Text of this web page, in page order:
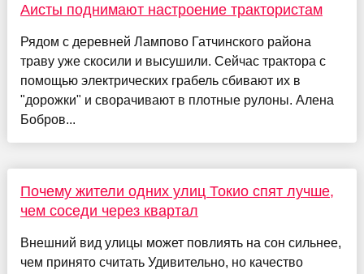
Аисты поднимают настроение трактористам
Рядом с деревней Лампово Гатчинского района
траву уже скосили и высушили. Сейчас трактора с
помощью электрических грабель сбивают их в
"дорожки" и сворачивают в плотные рулоны. Алена
Бобров...
Почему жители одних улиц Токио спят лучше,
чем соседи через квартал
Внешний вид улицы может повлиять на сон сильнее,
чем принято считать Удивительно, но качество